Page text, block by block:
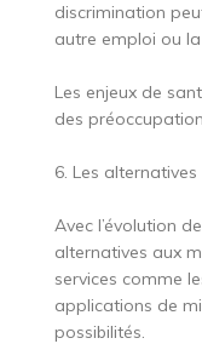
discrimination
autre emploi ou
Les enjeux de
des
6. Les
Avec l’évolution
alternatives aux
services comme
applications de
possibilités.